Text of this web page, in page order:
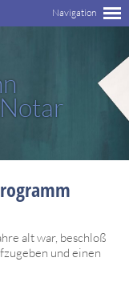
alt war, beschloß
und einen